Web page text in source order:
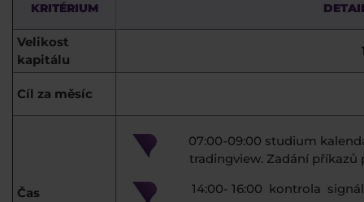
KRITÉRIUM
Velikost
kapitálu
Cíl za měsíc
Čas
07:00-09:00 studium
tradingview. Zadání
14:00- 16:00 kontrola